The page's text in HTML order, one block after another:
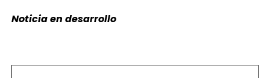
Noticia en desarrollo